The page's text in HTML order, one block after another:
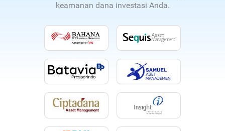
keamanan dana investasi Anda.